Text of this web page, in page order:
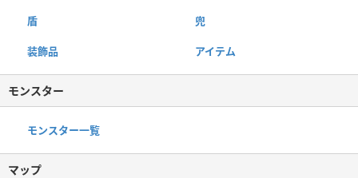
盾 兜
装飾品 アイテム
モンスター
モンスター一覧
マップ